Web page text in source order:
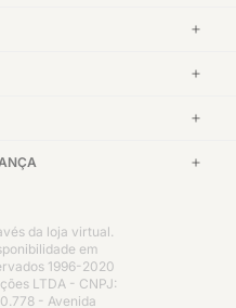
da loja virtual.
em
1996-2020
LTDA - CNPJ:
- Avenida